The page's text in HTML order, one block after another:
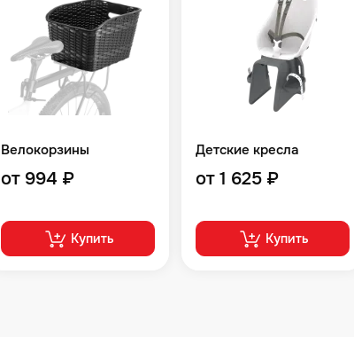
Велокорзины
от 994 ₽
Купить
Детские кресла
от 1 625 ₽
Купить